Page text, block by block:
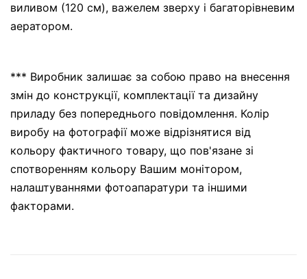
виливом (120 см), важелем зверху і багаторівневим
аератором.
*** Виробник залишає за собою право на внесення
змін до конструкції, комплектації та дизайну
приладу без попереднього повідомлення. Колір
виробу на фотографії може відрізнятися від
кольору фактичного товару, що пов'язане зі
спотворенням кольору Вашим монітором,
налаштуваннями фотоапаратури та іншими
факторами.